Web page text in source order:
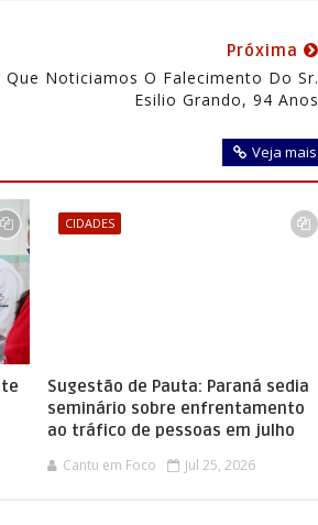
Próxima
Que Noticiamos O Falecimento Do Sr.
Esilio Grando, 94 Anos
Veja mais
CIDADES
Sugestão de Pauta: Paraná sedia
seminário sobre enfrentamento
ao tráfico de pessoas em julho
Cantu em Foco Jul 25, 2026